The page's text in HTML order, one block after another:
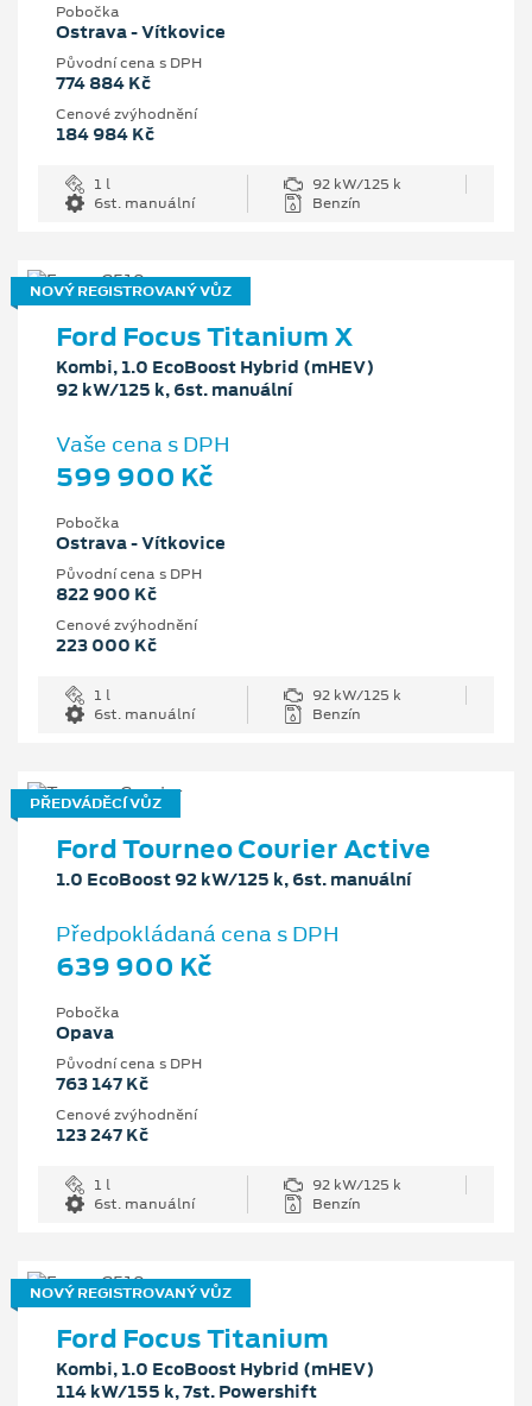
Pobočka
Ostrava - Vítkovice
Původní cena s DPH
774 884 Kč
Cenové zvýhodnění
184 984 Kč
1 l
92 kW/125 k
6st. manuální
Benzín
NOVÝ REGISTROVANÝ VŮZ
Ford Focus Titanium X
Kombi, 1.0 EcoBoost Hybrid (mHEV)
92 kW/125 k, 6st. manuální
Vaše cena s DPH
599 900 Kč
Pobočka
Ostrava - Vítkovice
Původní cena s DPH
822 900 Kč
Cenové zvýhodnění
223 000 Kč
1 l
92 kW/125 k
6st. manuální
Benzín
PŘEDVÁDĚCÍ VŮZ
Ford Tourneo Courier Active
1.0 EcoBoost 92 kW/125 k, 6st. manuální
Předpokládaná cena s DPH
639 900 Kč
Pobočka
Opava
Původní cena s DPH
763 147 Kč
Cenové zvýhodnění
123 247 Kč
1 l
92 kW/125 k
6st. manuální
Benzín
NOVÝ REGISTROVANÝ VŮZ
Ford Focus Titanium
Kombi, 1.0 EcoBoost Hybrid (mHEV)
114 kW/155 k, 7st. Powershift